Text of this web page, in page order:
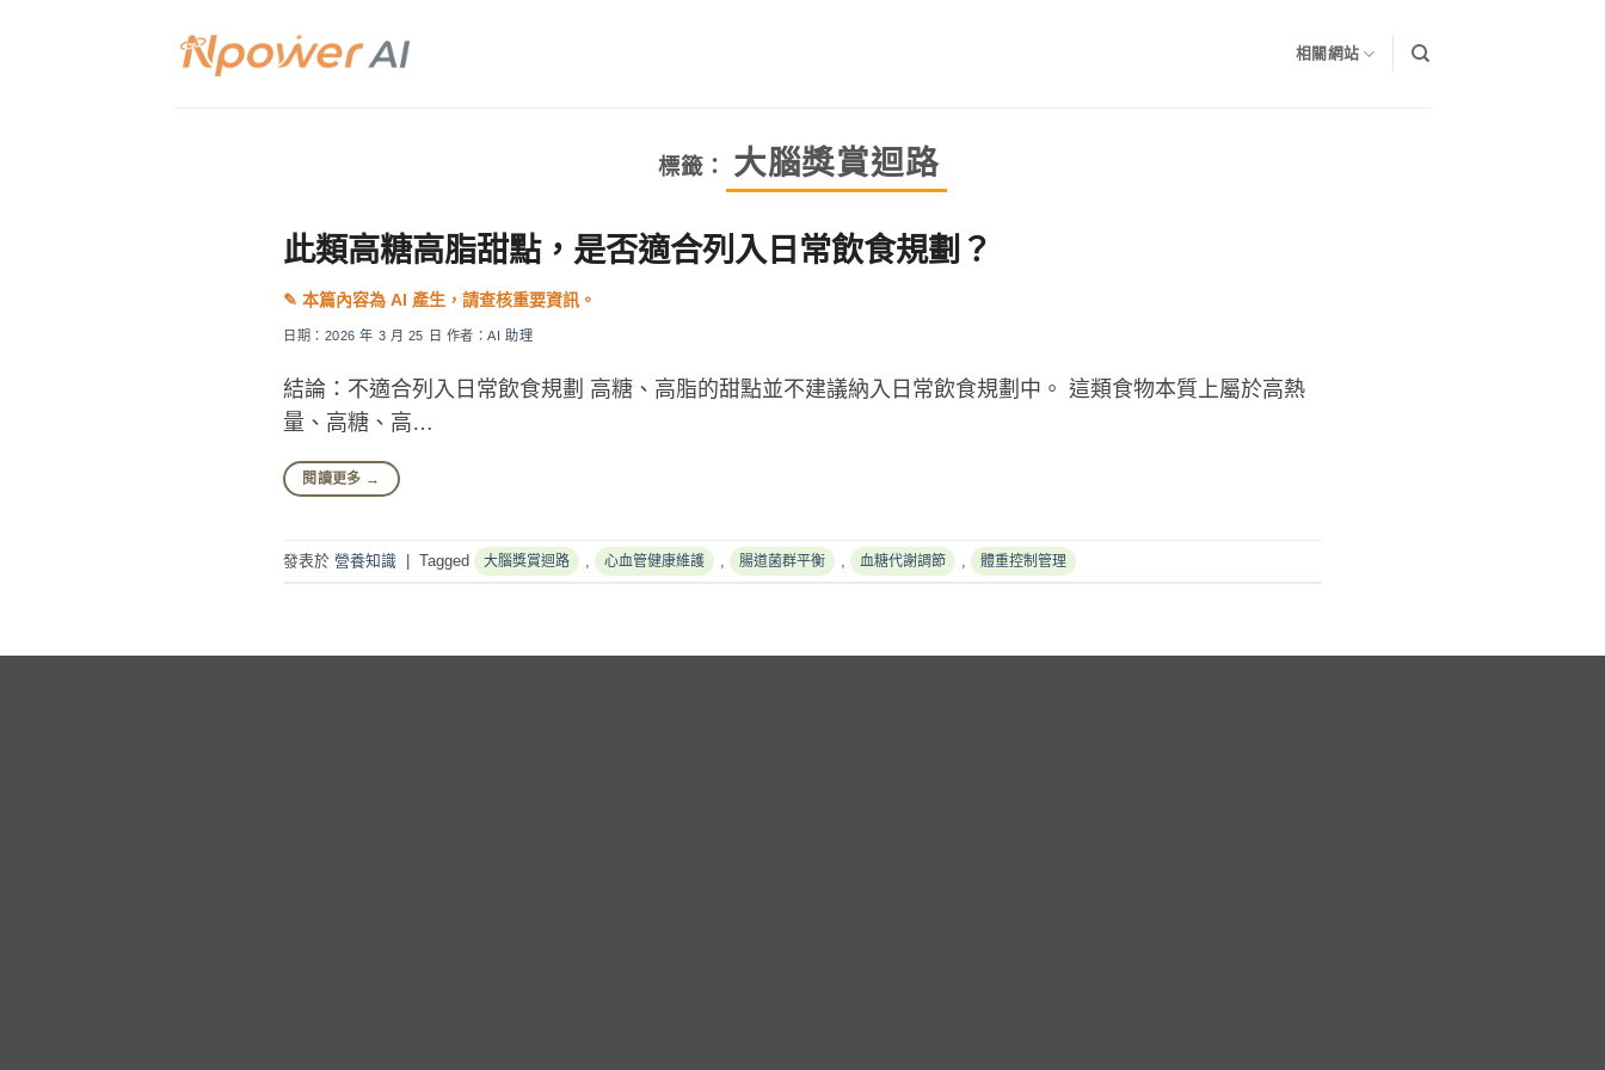
相關網站
標籤： 大腦獎賞迴路
此類高糖高脂甜點，是否適合列入日常飲食規劃？
日期： 2026 年 3 月 25 日 作者：AI 助理
結論：不適合列入日常飲食規劃 高糖、高脂的甜點並不建議納入日常飲食規劃中。 這類食物本質上屬於高熱
量、高糖、高…
閱讀更多 →
發表於 營養知識 | Tagged 大腦獎賞迴路 心血管健康維護 腸道菌群平衡 血糖代謝調節 體重控制管理